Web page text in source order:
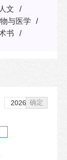
文
与医学
书
确定